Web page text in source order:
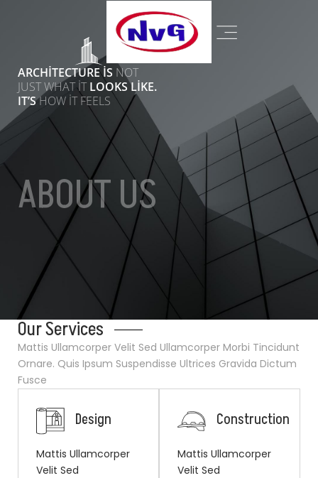
ABOUT US
ARCHITECTURE IS NOT
JUST WHAT ITLOOKS LIKE.
IT’SHOW IT FEELS
Our Services
Mattis Ullamcorper Velit Sed Ullamcorper Morbi Tincidunt
Ornare. Quis Ipsum Suspendisse Ultrices Gravida Dictum
Fusce
Design
Mattis Ullamcorper
Velit Sed
Construction
Mattis Ullamcorper
Velit Sed